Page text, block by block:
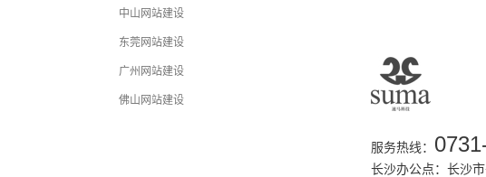
中山网站建设
东莞网站建设
广州网站建设
佛山网站建设
服务热线：
长沙办公点：长沙